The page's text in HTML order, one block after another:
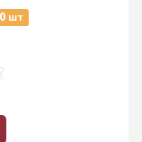
шт